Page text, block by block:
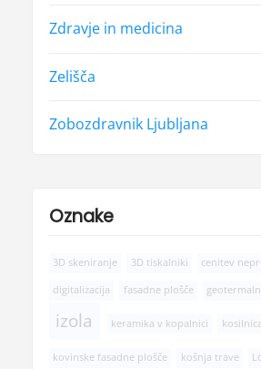
Zdravje in medicina
Zelišča
Zobozdravnik Ljubljana
Oznake
3D skeniranje 3D tiskalniki cenitev
digitalizacija fasadne plošče
izola keramika v kopalnici kosilnica
kovinske fasadne plošče košnja trave